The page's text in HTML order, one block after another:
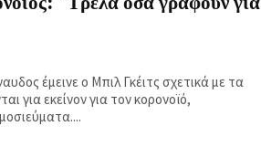
έμεινε ο Μπιλ Γκέιτς σχετικά με τα
για εκείνον για τον κορονοϊό,